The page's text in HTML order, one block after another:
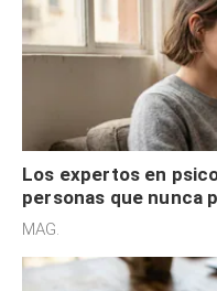
Los expertos en
personas que nunca
redes sociales no
MAG.